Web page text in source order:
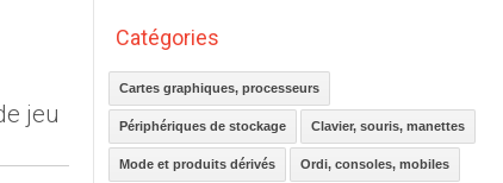
jeu
Catégories
Cartes graphiques, processeurs
Périphériques de stockage Clavier, souris, manettes
Mode et produits dérivés Ordi, consoles, mobiles